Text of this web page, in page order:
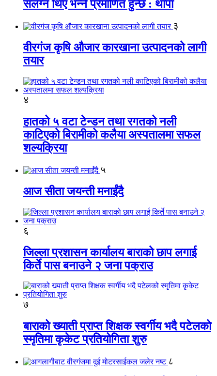
संलग्न थिए भन्ने प्रमाणित हुन्छ : थापा
३
वीरगंज कृषि औजार कारखाना उत्पादनको लागी
तयार
४
हातको ५ वटा टेन्डन तथा रगतको नली
काटिएको बिरामीको कलैया अस्पतालमा सफल
शल्यक्रिया
५
आज सीता जयन्ती मनाईंदै
६
जिल्ला प्रशासन कार्यालय बाराको छाप लगाई
किर्ते पास बनाउने २ जना पक्राउ
७
बाराको ख्याती प्राप्त शिक्षक स्वर्गीय भदै पटेलको
स्मृतिमा कृकेट प्रतियोगिता शुरु
८